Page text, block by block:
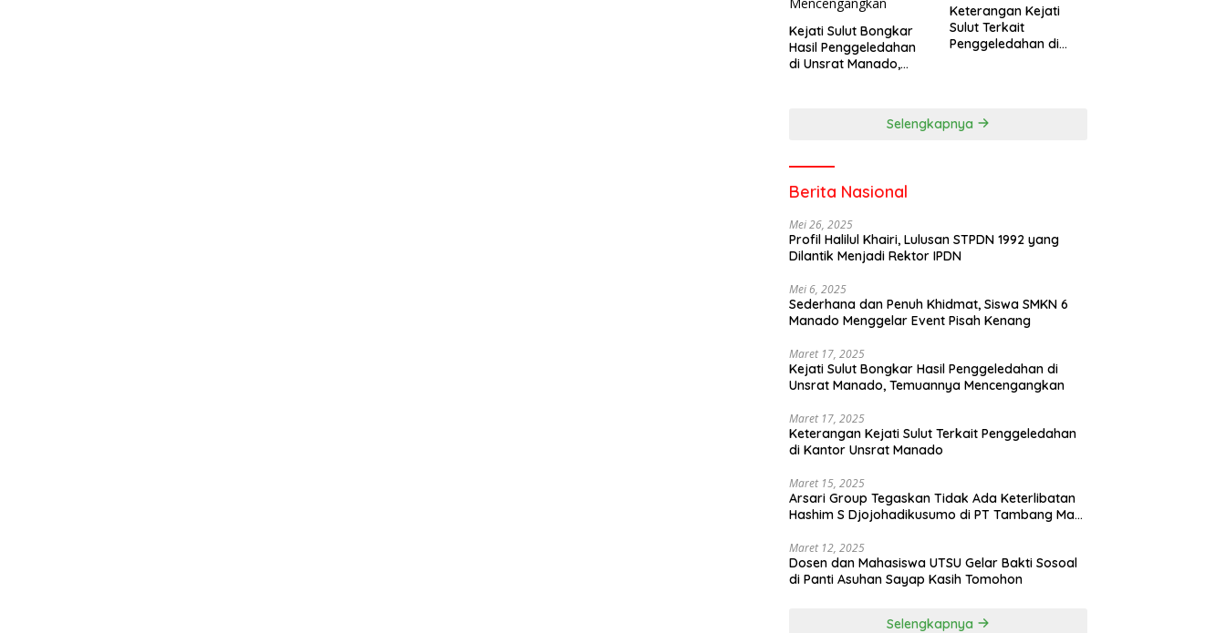
Kejati Sulut Bongkar
Hasil Penggeledahan
di Unsrat Manado,
Keterangan Kejati
Sulut Terkait
Penggeledahan di
Selengkapnya
Berita Nasional
Mei 26, 2025
Profil Halilul Khairi, Lulusan STPDN 1992 yang
Dilantik Menjadi Rektor IPDN
Mei 6, 2025
Sederhana dan Penuh Khidmat, Siswa SMKN 6
Manado Menggelar Event Pisah Kenang
Maret 17, 2025
Kejati Sulut Bongkar Hasil Penggeledahan di
Unsrat Manado, Temuannya Mencengangkan
Maret 17, 2025
Keterangan Kejati Sulut Terkait Penggeledahan
di Kantor Unsrat Manado
Maret 15, 2025
Arsari Group Tegaskan Tidak Ada Keterlibatan
Hashim S Djojohadikusumo di PT Tambang Mas
Maret 12, 2025
Dosen dan Mahasiswa UTSU Gelar Bakti Sosoal
di Panti Asuhan Sayap Kasih Tomohon
Selengkapnya